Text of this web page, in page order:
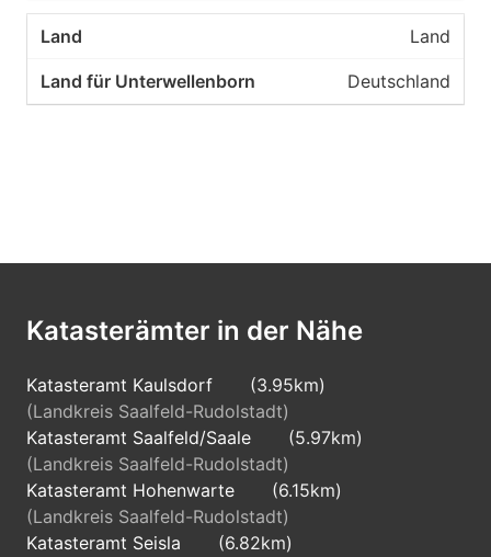
Land
Deutschland
Katasterämter in der Nähe
Katasteramt Kaulsdorf
(3.95km)
(Landkreis Saalfeld-Rudolstadt)
Katasteramt Saalfeld/Saale
(5.97km)
(Landkreis Saalfeld-Rudolstadt)
Katasteramt Hohenwarte
(6.15km)
(Landkreis Saalfeld-Rudolstadt)
Katasteramt Seisla
(6.82km)